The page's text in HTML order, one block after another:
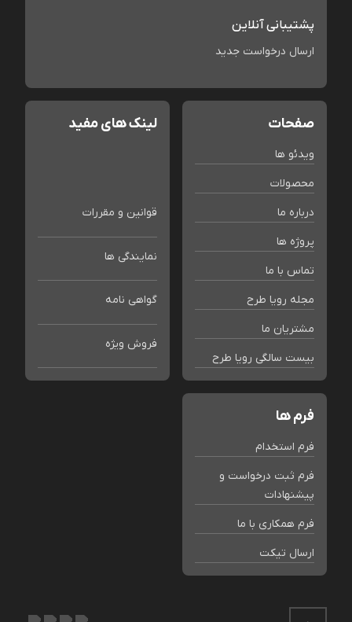
پشتیبانی آنلاین
ارسال درخواست جدید
صفحات
ویدئو ها
محصولات
درباره ما
پروژه ها
تماس با ما
مجله رویا طرح
مشتریان ما
بیست سالگی رویا طرح
لینک های مفید
قوانین و مقررات
نمایندگی ها
گواهی نامه
فروش ویژه
فرم ها
فرم استخدام
فرم ثبت درخواست و
پیشنهادات
فرم همکاری با ما
ارسال تیکت